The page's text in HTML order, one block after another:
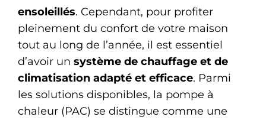
ensoleillés. Cependant, pour profiter
pleinement du confort de votre maison
tout au long de l’année, il est essentiel
d’avoir un système de chauffage et de
climatisation adapté et efficace. Parmi
les solutions disponibles, la pompe à
chaleur (PAC) se distingue comme une